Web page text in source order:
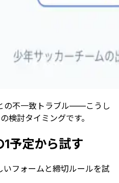
の不一致トラブル——こうし
検討タイミングです。
予定から試す
フォームと締切ルールを試